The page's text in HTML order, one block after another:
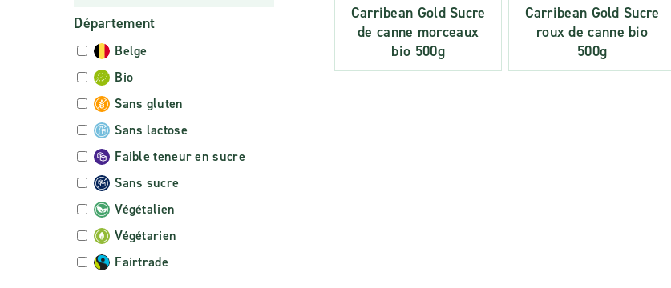
Département
Belge
Bio
Sans gluten
Sans lactose
Faible teneur en sucre
Sans sucre
Végétalien
Végétarien
Fairtrade
Carribean Gold Sucre
de canne morceaux
bio 500g
Carribean Gold Sucre
roux de canne bio
500g